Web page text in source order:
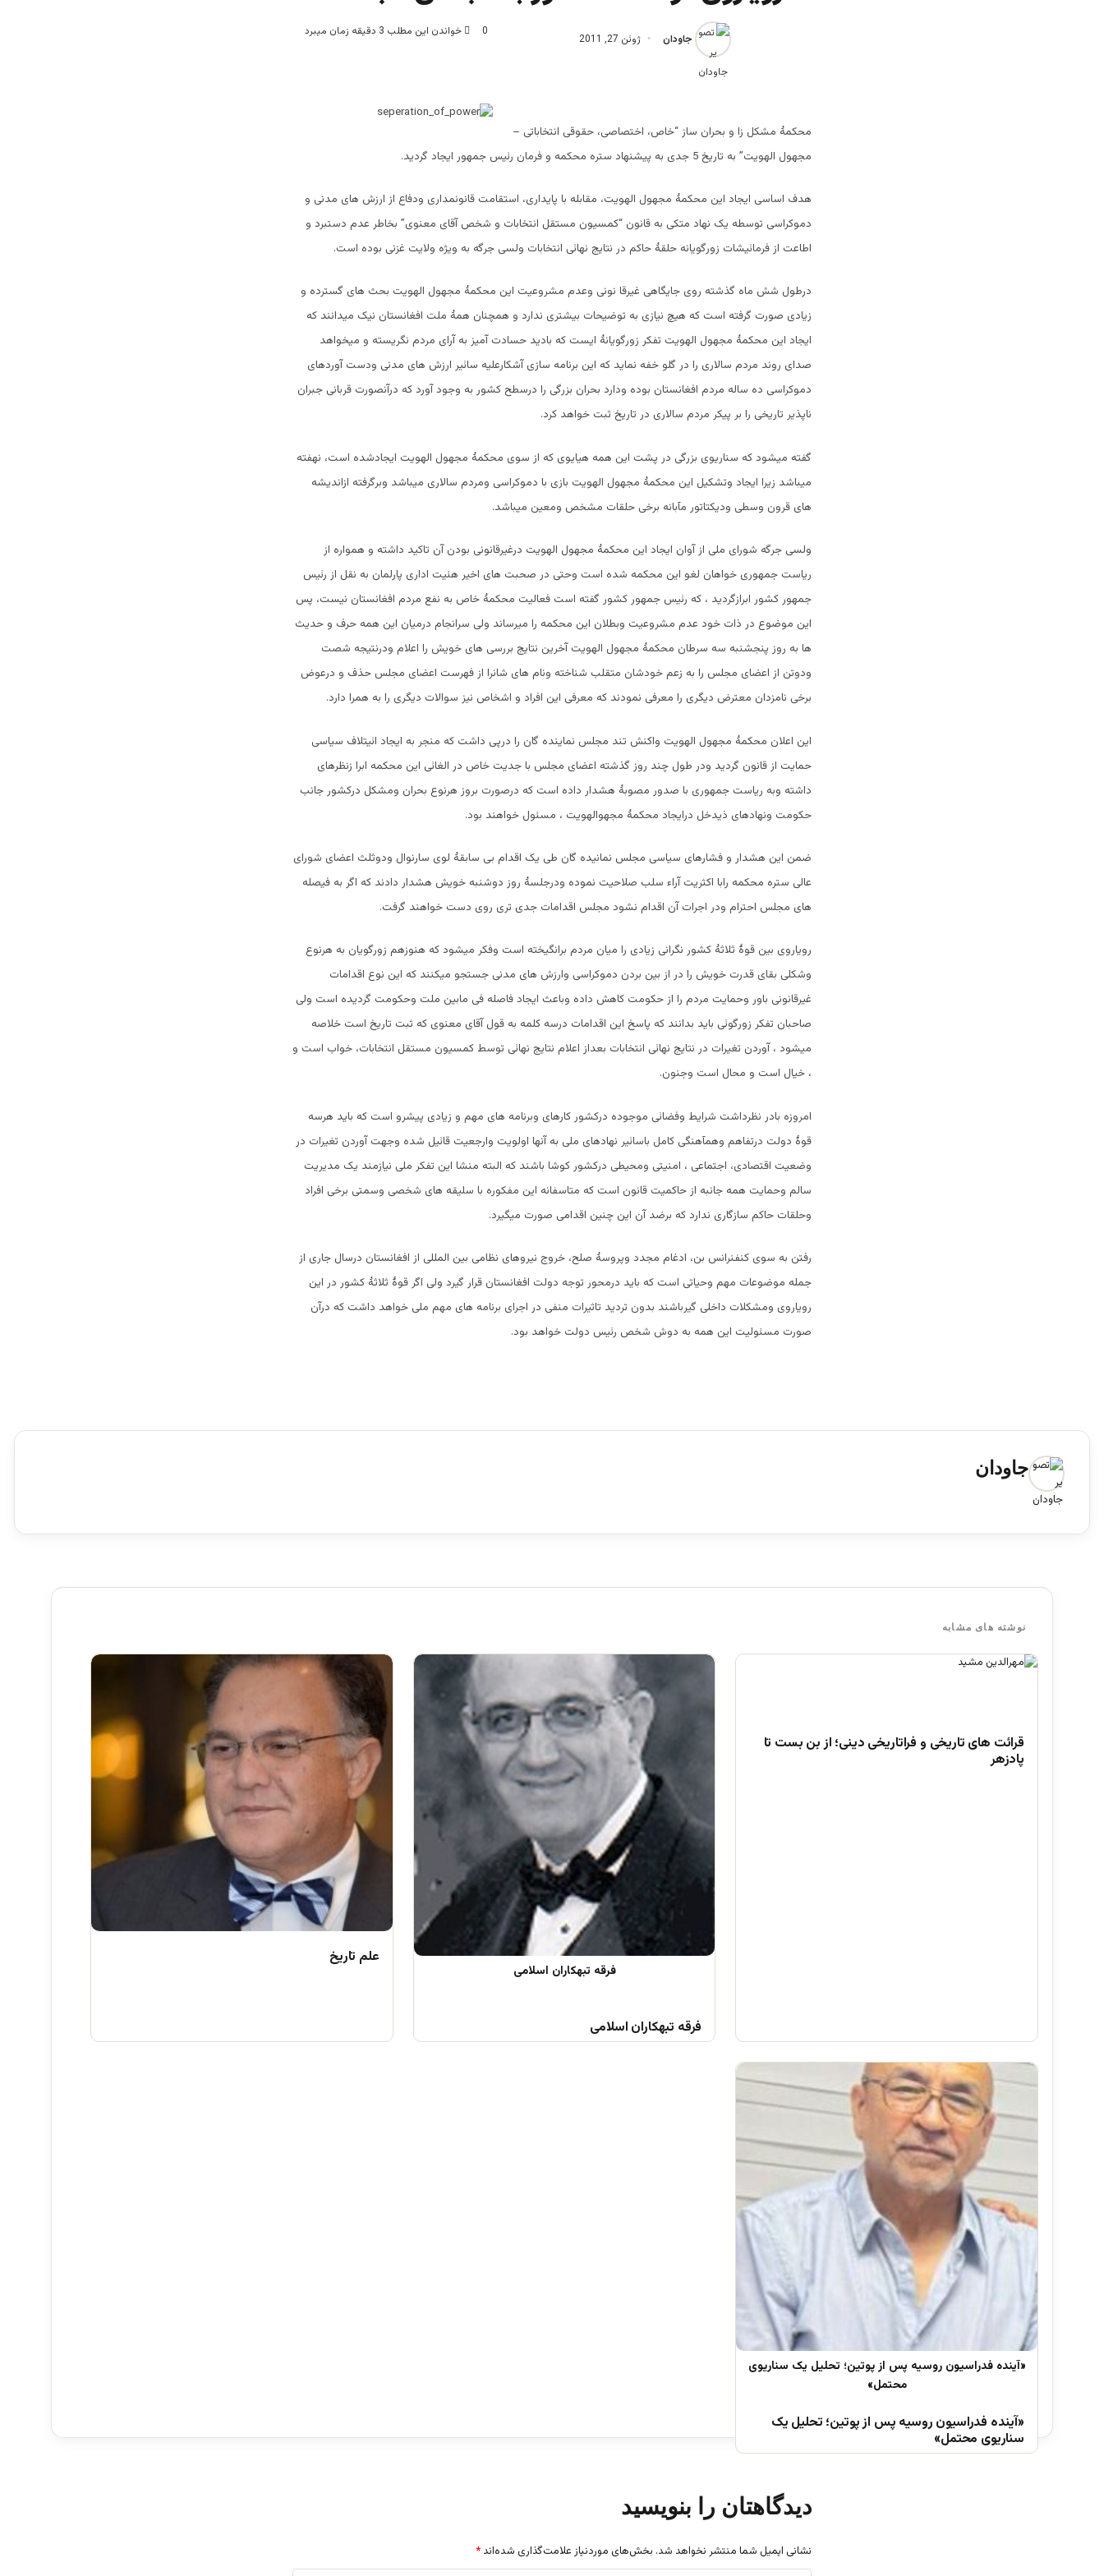
جاودان ژوئن 27, 2011
0 خواندن این مطلب 3 دقیقه زمان میبرد
محکمۀ مشکل زا و بحران ساز “خاص، اختصاصی، حقوقی انتخاباتی –
مجهول الهویت” به تاریخ 5 جدی به پیشنهاد ستره محکمه و فرمان رئیس جمهور ایجاد گردید.
هدف اساسی ایجاد این محکمۀ مجهول الهویت، مقابله با پایداری، استقامت قانونمداری ودفاع از ارزش های مدنی و
دموکراسی توسطه یک نهاد متکی به قانون “کمسیون مستقل انتخابات و شخص آقای معنوی” بخاطر عدم دستبرد و
اطاعت از فرمائیشات زورگویانه حلقۀ حاکم در نتایج نهائی انتخابات ولسی جرگه به ویژه ولایت غزنی بوده است.
درطول شش ماه گذشته روی جایگاهی غیرقا نونی وعدم مشروعیت این محکمۀ مجهول الهویت بحث های گسترده و
زیادی صورت گرفته است که هیچ نیازی به توضیحات بیشتری ندارد و همچنان همۀ ملت افغانستان نیک میدانند که
ایجاد این محکمۀ مجهول الهویت تفکر زورگویانۀ ایست که بادید حسادت آمیز به آرای مردم نگریسته و میخواهد
صدای روند مردم سالاری را در گلو خفه نماید که این برنامه سازی آشکارعلیه سائیر ارزش های مدنی ودست آوردهای
دموکراسی ده ساله مردم افغانستان بوده ودارد بحران بزرگی را درسطح کشور به وجود آورد که درآنصورت قربانی جبران
ناپذیر تاریخی را بر پیکر مردم سالاری در تاریخ ثبت خواهد کرد.
گفته میشود که سناریوی بزرگی در پشت این همه هیایوی که از سوی محکمۀ مجهول الهویت ایجادشده است، نهفته
میباشد زیرا ایجاد وتشکیل این محکمۀ مجهول الهویت بازی با دموکراسی ومردم سالاری میباشد وبرگرفته ازاندیشه
های قرون وسطی ودیکتاتور مآبانه برخی حلقات مشخص ومعین میباشد.
ولسی جرگه شورای ملی از آوان ایجاد این محکمۀ مجهول الهویت درغیرقانونی بودن آن تاکید داشته و همواره از
ریاست جمهوری خواهان لغو این محکمه شده است وحتی در صحبت های اخیر هئیت اداری پارلمان به نقل از رئیس
جمهور کشور ابرازگردید ، که رئیس جمهور کشور گفته است فعالیت محکمۀ خاص به نفع مردم افغانستان نیست، پس
این موضوع در ذات خود عدم مشروعیت وبطلان این محکمه را میرساند ولی سرانجام درمیان این همه حرف و حدیث
ها به روز پنجشنبه سه سرطان محکمۀ مجهول الهویت آخرین نتایج بررسی های خویش را اعلام ودرنتیجه شصت
ودوتن از اعضای مجلس را به زعم خودشان متقلب شناخته ونام های شانرا از فهرست اعضای مجلس حذف و درعوض
برخی نامزدان معترض دیگری را معرفی نمودند که معرفی این افراد و اشخاص نیز سوالات دیگری را به همرا دارد.
این اعلان محکمۀ مجهول الهویت واکنش تند مجلس نماینده گان را درپی داشت که منجر به ایجاد ائیتلاف سیاسی
حمایت از قانون گردید ودر طول چند روز گذشته اعضای مجلس با جدیت خاص در الغائی این محکمه ابرا زنظرهای
داشته وبه ریاست جمهوری با صدور مصوبۀ هشدار داده است که درصورت بروز هرنوع بحران ومشکل درکشور جانب
حکومت ونهادهای ذیدخل درایجاد محکمۀ مجهوالهویت ، مسئول خواهند بود.
ضمن این هشدار و فشارهای سیاسی مجلس نمانیده گان طی یک اقدام بی سابقۀ لوی سارنوال ودوثلث اعضای شورای
عالی ستره محکمه رابا اکثریت آراء سلب صلاحیت نموده ودرجلسۀ روز دوشنبه خویش هشدار دادند که اگر به فیصله
های مجلس احترام ودر اجرات آن اقدام نشود مجلس اقدامات جدی تری روی دست خواهند گرفت.
رویاروی بین قوۀ ثلاثۀ کشور نگرانی زیادی را میان مردم برانگیخته است وفکر میشود که هنوزهم زورگویان به هرنوع
وشکلی بقای قدرت خویش را در از بین بردن دموکراسی وارزش های مدنی جستجو میکنند که این نوع اقدامات
غیرقانونی باور وحمایت مردم را از حکومت کاهش داده وباعث ایجاد فاصله فی مابین ملت وحکومت گردیده است ولی
صاحبان تفکر زورگوئی باید بدانند که پاسخ این اقدامات درسه کلمه به قول آقای معنوی که ثبت تاریخ است خلاصه
میشود ، آوردن تغیرات در نتایج نهائی انتخابات بعداز اعلام نتایج نهائی توسط کمسیون مستقل انتخابات، خواب است و
، خیال است و محال است وجنون.
امروزه بادر نظرداشت شرایط وفضائی موجوده درکشور کارهای وبرنامه های مهم و زیادی پیشرو است که باید هرسه
قوۀ دولت درتفاهم وهمآهنگی کامل باسائیر نهادهای ملی به آنها اولویت وارجعیت قائیل شده وجهت آوردن تغیرات در
وضعیت اقتصادی، اجتماعی ، امنیتی ومحیطی درکشور کوشا باشند که البته منشا این تفکر ملی نیازمند یک مدیریت
سالم وحمایت همه جانبه از حاکمیت قانون است که متاسفانه این مفکوره با سلیقه های شخصی وسمتی برخی افراد
وحلقات حاکم سازگاری ندارد که برضد آن این چنین اقدامی صورت میگیرد.
رفتن به سوی کنفنرانس بن، ادغام مجدد وپروسۀ صلح، خروج نیروهای نظامی بین المللی از افغانستان درسال جاری از
جمله موضوعات مهم وحیاتی است که باید درمحور توجه دولت افغانستان قرار گیرد ولی اگر قوۀ ثلاثۀ کشور در این
رویاروی ومشکلات داخلی گیرباشند بدون تردید تاثیرات منفی در اجرای برنامه های مهم ملی خواهد داشت که درآن
صورت مسئولیت این همه به دوش شخص رئیس دولت خواهد بود.
جاودان
نوشته های مشابه
قرائت های تاریخی و فراتاریخی دینی؛ از بن بست تا
پادزهر
فرقه تبهکاران اسلامی
علم تاریخ
«آینده فدراسیون روسیه پس از پوتین؛ تحلیل یک
سناریوی محتمل»
دیدگاهتان را بنویسید
نشانی ایمیل شما منتشر نخواهد شد. بخش‌های موردنیاز علامت‌گذاری شده‌اند *